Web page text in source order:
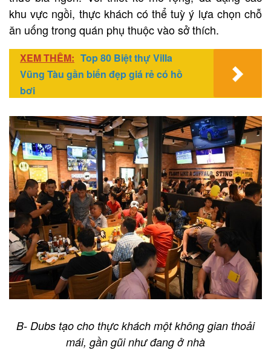
khu vực ngồi, thực khách có thể tuỳ ý lựa chọn chỗ
ăn uống trong quán phụ thuộc vào sở thích.
XEM THÊM: Top 80 Biệt thự Villa
Vũng Tàu gần biển đẹp giá rẻ có hồ
bơi
B- Dubs tạo cho thực khách một không gian thoải
mái, gần gũi như đang ở nhà